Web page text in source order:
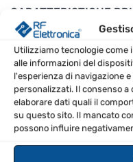
Utilizziamo tecnologie come
alle informazioni del
l'esperienza di navigazione
personalizzati. Il consenso
elaborare dati quali il
su questo sito. Il mancato
possono influire
CARATTERISTICHE
Compatibile con VX-
Design compatto
Facilità di
Sicurezza e
SPECIFICHE TECNICHE